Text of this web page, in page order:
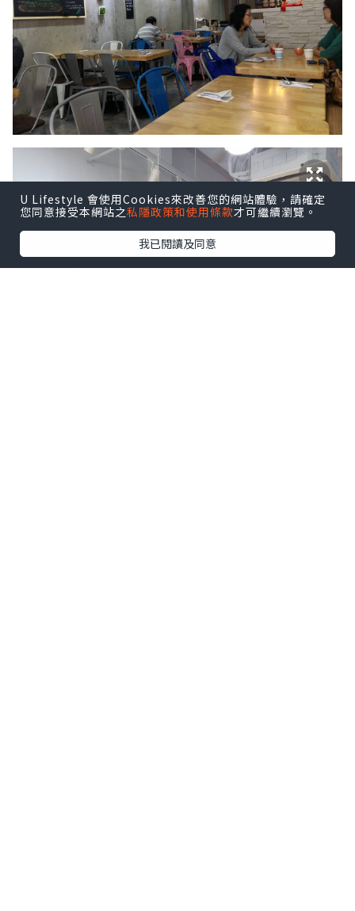
U Lifestyle 會使用Cookies來改善您的網站體驗，請確定
您同意接受本網站之私隱政策和使用條款才可繼續瀏覽。
我已閱讀及同意